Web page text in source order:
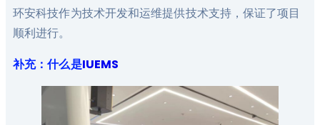
环安科技作为技术开发和运维提供技术支持，保证了项目
顺利进行。
补充：什么是IUEMS